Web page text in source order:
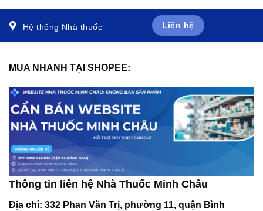
x 10 viên)
Hệ thống Nhà thuốc Liên hệ
MUA NHANH TẠI SHOPEE:
Thông tin liên hệ Nhà Thuốc Minh Châu
Địa chỉ: 332 Phan Văn Trị, phường 11, quận Bình